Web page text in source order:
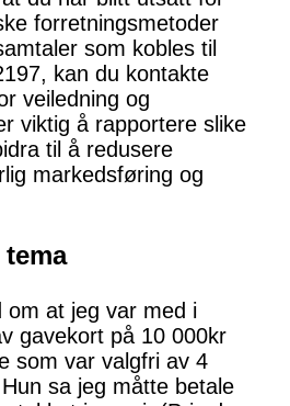
forretningsmetoder
som kobles til
kan du kontakte
veiledning og
viktig å rapportere slike
til å redusere
markedsføring og
om at jeg var med i
gavekort på 10 000kr
som var valgfri av 4
sa jeg måtte betale